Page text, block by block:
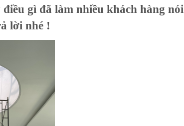
gì đã làm nhiều khách hàng nói
lời nhé !